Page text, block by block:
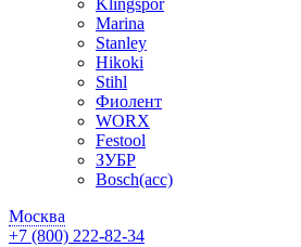
Klingspor
Marina
Stanley
Hikoki
Stihl
Фиолент
WORX
Festool
ЗУБР
Bosch(acc)
Москва
+7 (800) 222-82-34